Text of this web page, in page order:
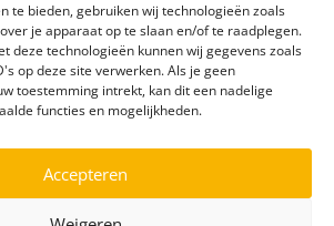
te bieden, gebruiken wij technologieën zoals
je apparaat op te slaan en/of te raadplegen.
deze technologieën kunnen wij gegevens zoals
op deze site verwerken. Als je geen
toestemming intrekt, kan dit een nadelige
functies en mogelijkheden.
Accepteren